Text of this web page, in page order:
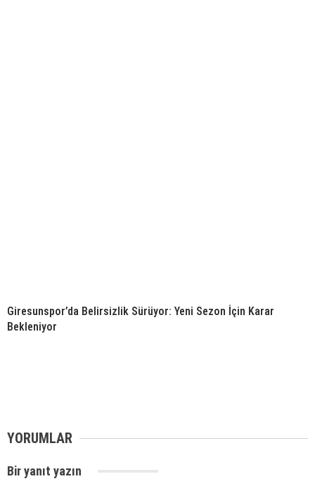
Giresunspor’da Belirsizlik Sürüyor: Yeni Sezon İçin Karar
Bekleniyor
YORUMLAR
Bir yanıt yazın